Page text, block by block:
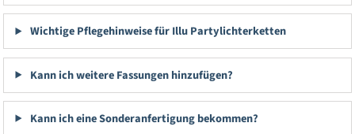
Wichtige Pflegehinweise für Illu Partylichterketten
Kann ich weitere Fassungen hinzufügen?
Kann ich eine Sonderanfertigung bekommen?